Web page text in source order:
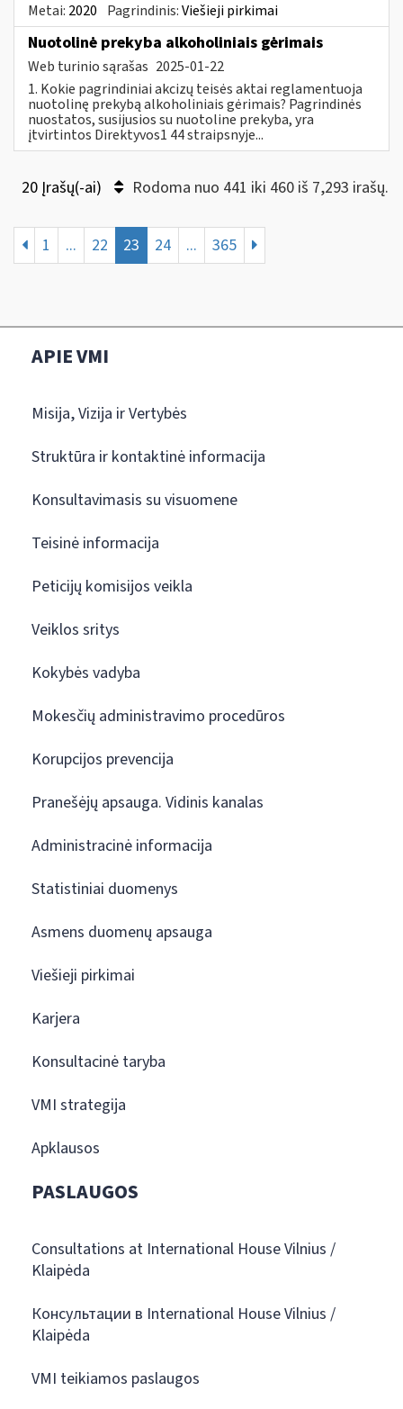
Metai: 2020 Pagrindinis:Viešieji pirkimai
Nuotolinė prekyba alkoholiniais gėrimais
Web turinio sąrašas 2025-01-22
1. Kokie pagrindiniai akcizų teisės aktai reglamentuoja
nuotolinę prekybą alkoholiniais gėrimais? Pagrindinės
nuostatos, susijusios su nuotoline prekyba, yra
įtvirtintos Direktyvos1 44 straipsnyje...
20 Įrašų(-ai) Rodoma nuo 441 iki 460 iš 7,293 irašų.
1 ... 22 23 24 ... 365
APIE VMI
Misija, Vizija ir Vertybės
Struktūra ir kontaktinė informacija
Konsultavimasis su visuomene
Teisinė informacija
Peticijų komisijos veikla
Veiklos sritys
Kokybės vadyba
Mokesčių administravimo procedūros
Korupcijos prevencija
Pranešėjų apsauga. Vidinis kanalas
Administracinė informacija
Statistiniai duomenys
Asmens duomenų apsauga
Viešieji pirkimai
Karjera
Konsultacinė taryba
VMI strategija
Apklausos
PASLAUGOS
Consultations at International House Vilnius /
Klaipėda
Консультации в International House Vilnius /
Klaipėda
VMI teikiamos paslaugos